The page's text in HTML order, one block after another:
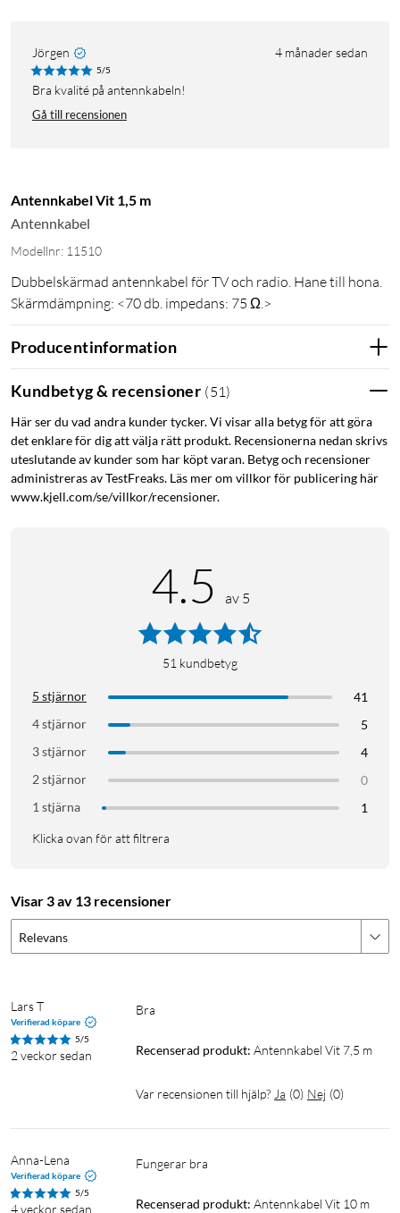
Jörgen 4 månader sedan
5/5
Bra kvalité på antennkabeln!
Gå till recensionen
Antennkabel Vit 1,5 m
Antennkabel
Modellnr: 11510
Dubbelskärmad antennkabel för TV och radio. Hane till hona.
Skärmdämpning: <70 db. impedans: 75 Ω.>
Producentinformation
Kundbetyg & recensioner (51 )
Här ser du vad andra kunder tycker. Vi visar alla betyg för att göra
det enklare för dig att välja rätt produkt. Recensionerna nedan skrivs
uteslutande av kunder som har köpt varan. Betyg och recensioner
administreras av TestFreaks. Läs mer om villkor för publicering här
www.kjell.com/se/villkor/recensioner.
4.5 av 5
51 kundbetyg
5 stjärnor
41
4 stjärnor
5
3 stjärnor
4
2 stjärnor
0
1 stjärna
1
Klicka ovan för att filtrera
Visar 3 av 13 recensioner
Relevans
Lars T
Verifierad köpare
5/5
2 veckor sedan
Bra
Recenserad produkt: Antennkabel Vit 7,5 m
Var recensionen till hjälp? Ja (0) Nej (0)
Anna-Lena
Verifierad köpare
5/5
4 veckor sedan
Fungerar bra
Recenserad produkt: Antennkabel Vit 10 m